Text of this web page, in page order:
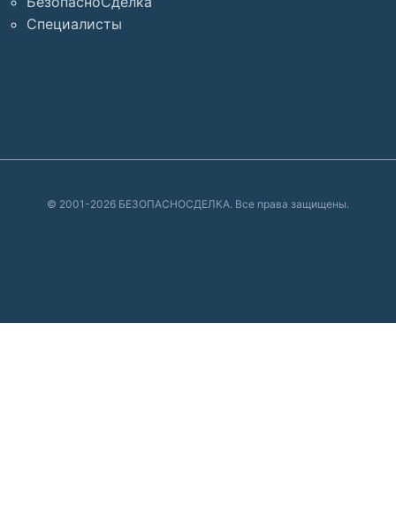
Специалисты
© 2001-2026 БЕЗОПАСНОСДЕЛКА. Все права защищены.